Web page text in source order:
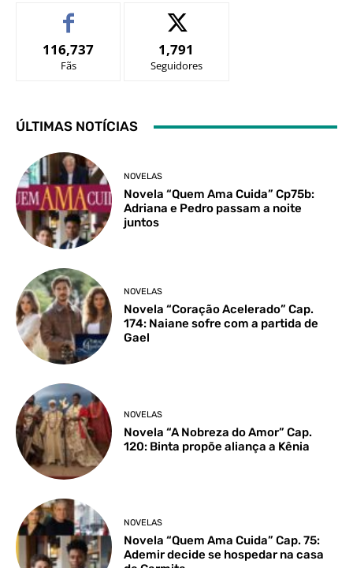
116,737
Fãs
1,791
Seguidores
ÚLTIMAS NOTÍCIAS
NOVELAS
Novela “Quem Ama Cuida” Cp75b:
Adriana e Pedro passam a noite
juntos
NOVELAS
Novela “Coração Acelerado” Cap.
174: Naiane sofre com a partida de
Gael
NOVELAS
Novela “A Nobreza do Amor” Cap.
120: Binta propõe aliança a Kênia
NOVELAS
Novela “Quem Ama Cuida” Cap. 75:
Ademir decide se hospedar na casa